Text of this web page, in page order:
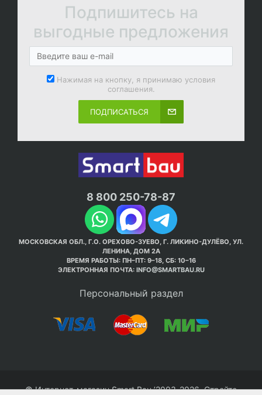
Подпишитесь на
выгодные предложения
Нажимая на кнопку, я принимаю условия
соглашения.
ПОДПИСАТЬСЯ
8 800 250-78-87
МОСКОВСКАЯ ОБЛ., Г.О. ОРЕХОВО-ЗУЕВО, Г. ЛИКИНО-ДУЛЁВО, УЛ.
ЛЕНИНА, ДОМ 2А
ВРЕМЯ РАБОТЫ: ПН–ПТ: 9–18, СБ: 10–16
ЭЛЕКТРОННАЯ ПОЧТА: INFO@SMARTBAU.RU
Персональный раздел
© Интернет-магазин Smart Bau ’2003-2026. Стройте